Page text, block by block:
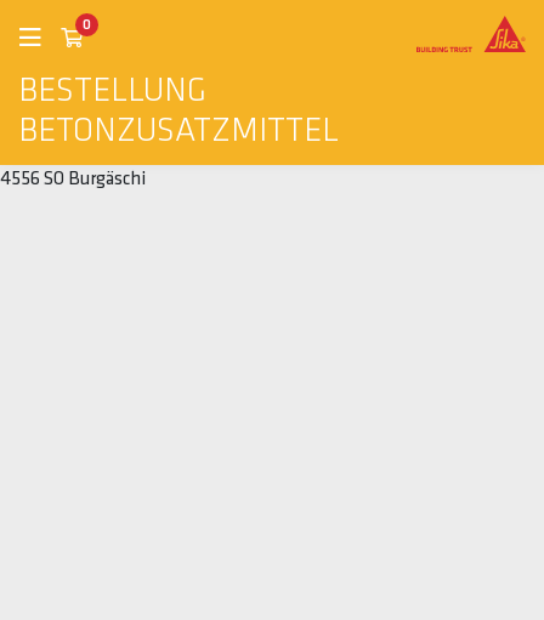
BESTELLUNG
BETONZUSATZMITTEL
0
4556 SO Burgäschi